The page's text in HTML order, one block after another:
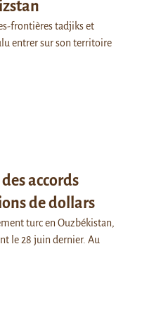
frontières tadjiks et
entrer sur son territoire
accords
de dollars
turc en Ouzbékistan,
le 28 juin dernier. Au